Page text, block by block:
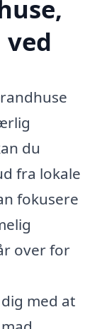
du
fra lokale
fokusere
over for
med at